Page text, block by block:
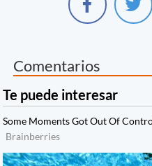
Comentarios